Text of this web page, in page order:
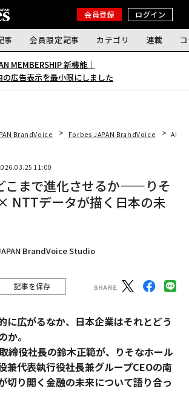
会員登録 ログイン
事 会員限定記事 カテゴリ 連載
MEMBERSHIP 新機能｜
広告表示を最小限にしました
BrandVoice Forbes JAPAN BrandVoice AIは
11:00
こまで進化させるか——りそ
NTTデータが描く日本の未
BrandVoice Studio
記事を保存
に広がるなか、日本企業はそれとどう
か。
締役社長の鈴木正範が、りそなホール
兼代表執行役社長兼グループCEOの南
切り開く金融の未来について語り合っ